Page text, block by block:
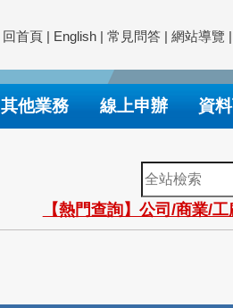
回首頁 | English | 常見問答 | 網站導覽 |
其他業務 線上申辦 資
全
站
檢
索
【熱門查詢】公司/商業/